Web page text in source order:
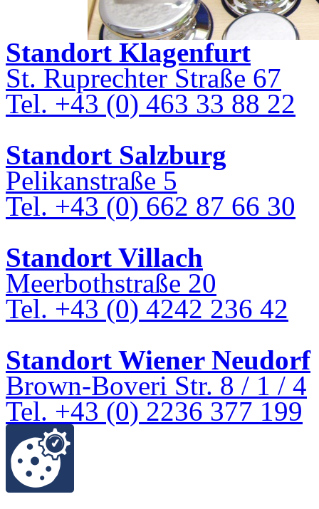
Wir sind österreichweit für Sie im Einsatz
Standort Klagenfurt
St. Ruprechter Straße 67
Tel. +43 (0) 463 33 88 22
Standort Salzburg
Pelikanstraße 5
Tel. +43 (0) 662 87 66 30
Standort Villach
Meerbothstraße 20
Tel. +43 (0) 4242 236 42
Standort Wiener Neudorf
Brown-Boveri Str. 8 / 1 / 4
Tel. +43 (0) 2236 377 199